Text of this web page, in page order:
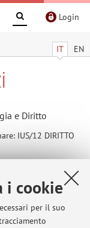
i cookie
per il suo
Login
IT EN
e Diritto
IUS/12 DIRITTO